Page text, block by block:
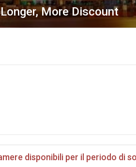
More Discount
disponibili per il periodo di